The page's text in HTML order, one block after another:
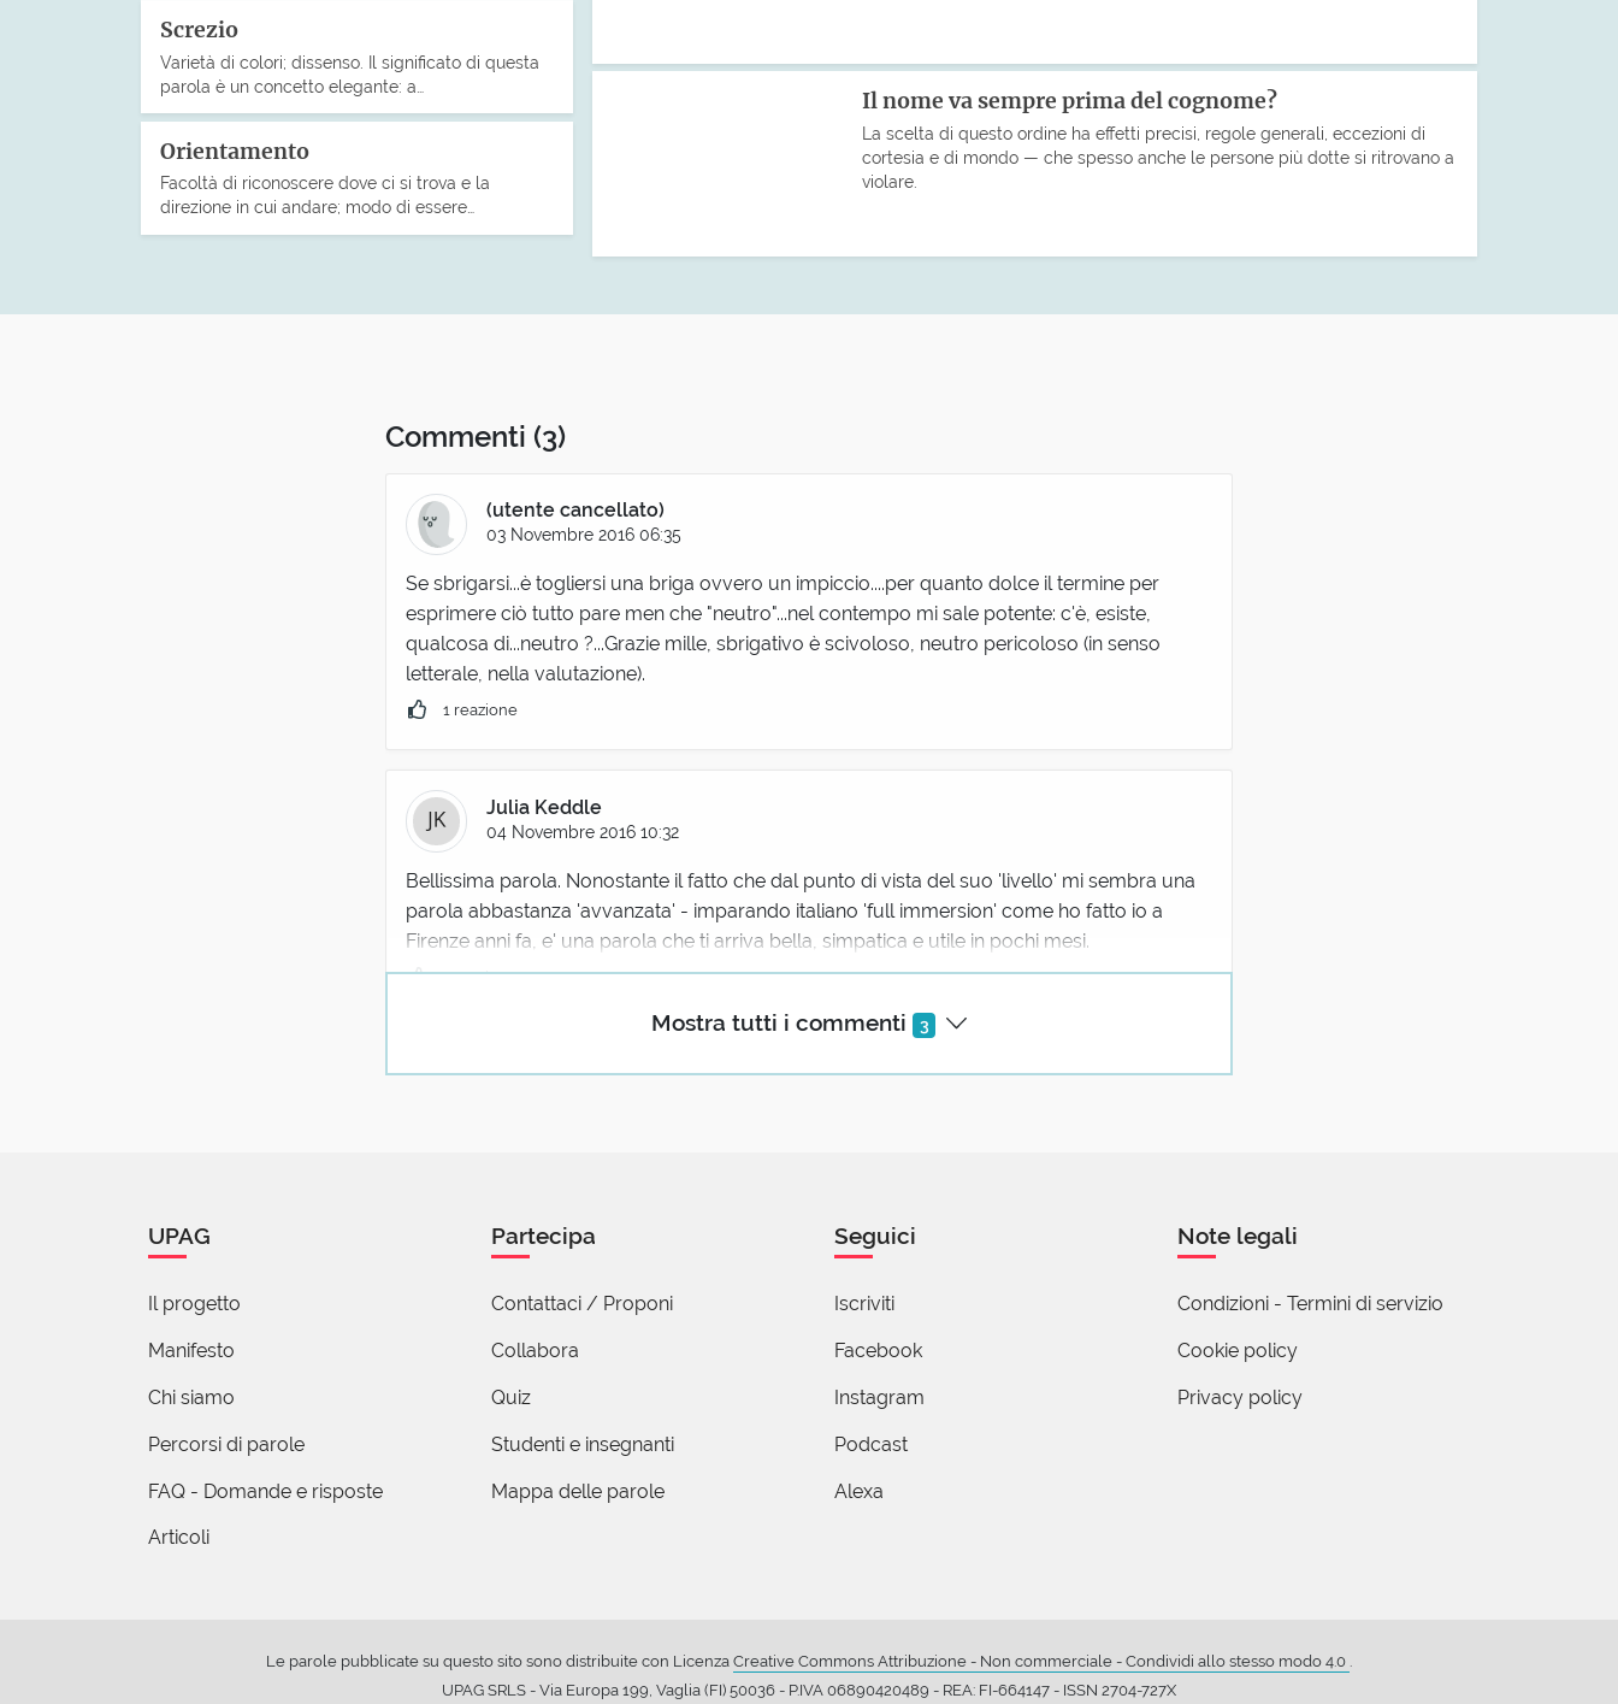
Screzio
Varietà di colori; dissenso. Il significato di questa
parola è un concetto elegante: a…
Orientamento
Facoltà di riconoscere dove ci si trova e la
direzione in cui andare; modo di essere…
Il nome va sempre prima del cognome?
La scelta di questo ordine ha effetti precisi, regole generali, eccezioni di
cortesia e di mondo — che spesso anche le persone più dotte si ritrovano a
violare.
Commenti (3)
Mostra tutti i commenti 3
(utente cancellato)
03 Novembre 2016 06:35
Se sbrigarsi...è togliersi una briga ovvero un impiccio....per quanto dolce il termine per
esprimere ciò tutto pare men che "neutro"...nel contempo mi sale potente: c'è, esiste,
qualcosa di...neutro ?...Grazie mille, sbrigativo è scivoloso, neutro pericoloso (in senso
letterale, nella valutazione).
1 reazione
Julia Keddle
04 Novembre 2016 10:32
Bellissima parola. Nonostante il fatto che dal punto di vista del suo 'livello' mi sembra una
parola abbastanza 'avvanzata' - imparando italiano 'full immersion' come ho fatto io a
Firenze anni fa, e' una parola che ti arriva bella, simpatica e utile in pochi mesi.
1 reazione
Faganello Agostino
modo cognitivo, finalizzato al raggiungimento dell'obiettivo ricercato senza addentrasi in
UPAG
Il progetto
Manifesto
Chi siamo
Percorsi di parole
FAQ - Domande e risposte
Articoli
Partecipa
Contattaci / Proponi
Collabora
Quiz
Studenti e insegnanti
Mappa delle parole
Seguici
Iscriviti
Facebook
Instagram
Podcast
Alexa
Note legali
Condizioni - Termini di servizio
Cookie policy
Privacy policy
Le parole pubblicate su questo sito sono distribuite con Licenza Creative Commons Attribuzione - Non commerciale - Condividi allo stesso modo 4.0 .
UPAG SRLS - Via Europa 199, Vaglia (FI) 50036 - P.IVA 06890420489 - REA: FI-664147 - ISSN 2704-727X